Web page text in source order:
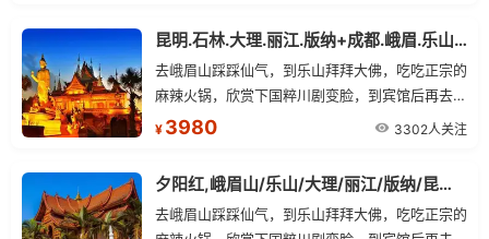
昆明.石林.大理.丽江.版纳+成都.峨眉.乐山 单飞双卧17日游
去峨眉山踩踩仙气，到乐山拜拜大佛，吃吃正宗的
麻辣火锅，欣赏下国粹川剧变脸，到宾馆后再去喝
个晚茶、搓搓麻将，让您充分领略天府之国的魅力
¥ 3980 3302人关注
夕阳红,峨眉山/乐山/大理/丽江/版纳/昆明,单飞15日游
去峨眉山踩踩仙气，到乐山拜拜大佛，吃吃正宗的